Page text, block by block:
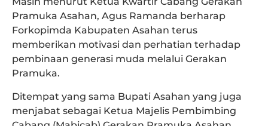
Pramuka Asahan, Agus Ramanda berharap
Forkopimda Kabupaten Asahan terus
memberikan motivasi dan perhatian terhadap
pembinaan generasi muda melalui Gerakan
Pramuka.
Ditempat yang sama Bupati Asahan yang juga
menjabat sebagai Ketua Majelis Pembimbing